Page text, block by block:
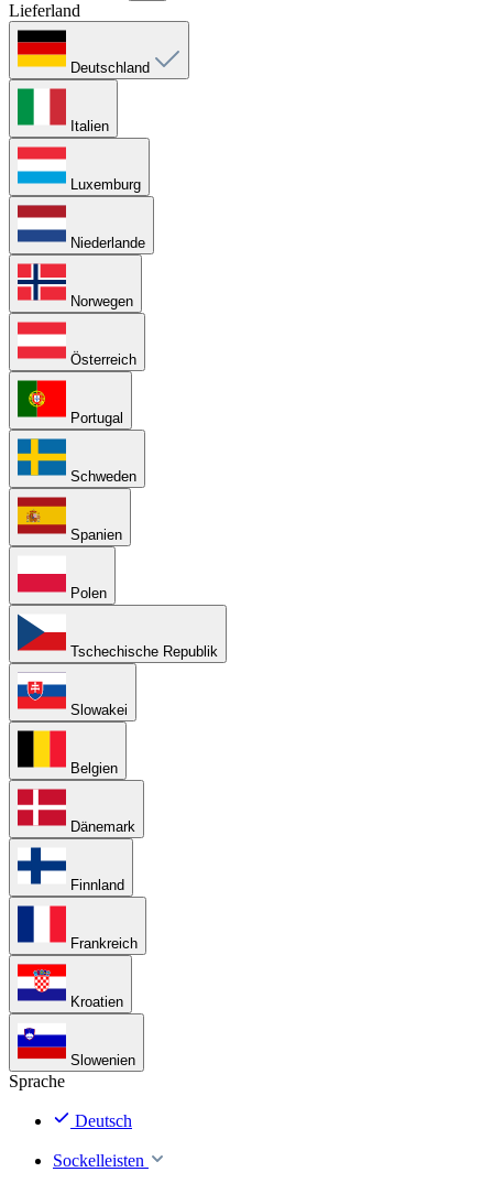
Lieferland
Deutschland
Italien
Luxemburg
Niederlande
Norwegen
Österreich
Portugal
Schweden
Spanien
Polen
Tschechische Republik
Slowakei
Belgien
Dänemark
Finnland
Frankreich
Kroatien
Slowenien
Sprache
Deutsch
Sockelleisten